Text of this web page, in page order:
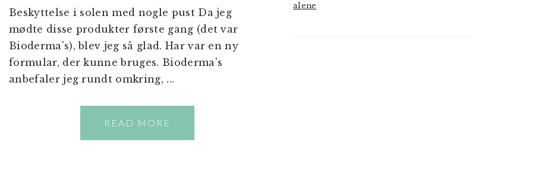
Beskyttelse i solen med nogle pust Da jeg
mødte disse produkter første gang (det var
Bioderma's), blev jeg så glad. Har var en ny
formular, der kunne bruges. Bioderma's
anbefaler jeg rundt omkring, ...
READ MORE
alene